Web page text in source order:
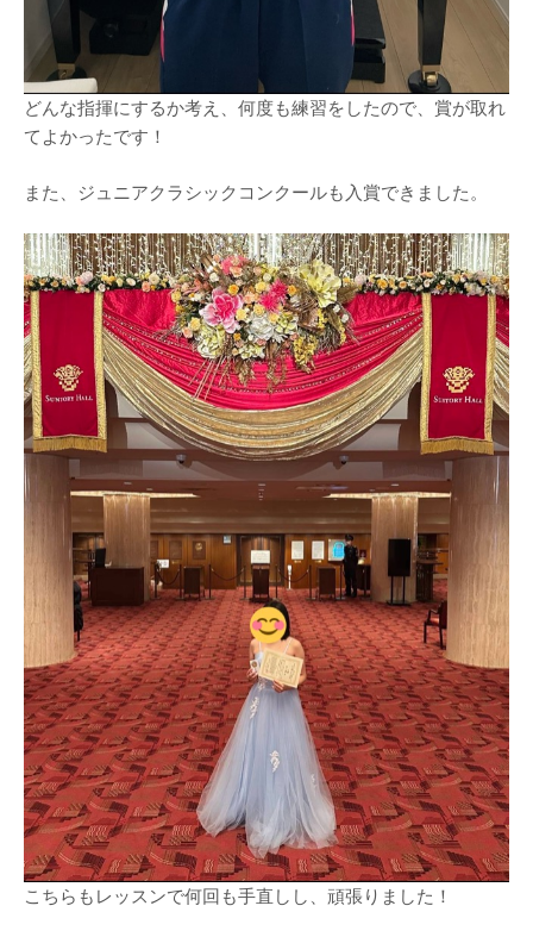
どんな指揮にするか考え、何度も練習をしたので、賞が取れ
てよかったです！
また、ジュニアクラシックコンクールも入賞できました。
こちらもレッスンで何回も手直しし、頑張りました！